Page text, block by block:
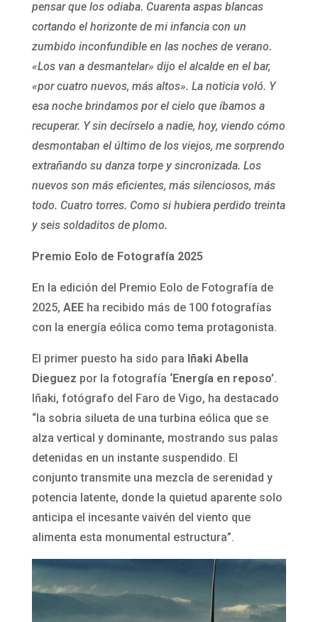
pensar que los odiaba. Cuarenta aspas blancas
cortando el horizonte de mi infancia con un
zumbido inconfundible en las noches de verano.
«Los van a desmantelar» dijo el alcalde en el bar,
«por cuatro nuevos, más altos». La noticia voló. Y
esa noche brindamos por el cielo que íbamos a
recuperar. Y sin decírselo a nadie, hoy, viendo cómo
desmontaban el último de los viejos, me sorprendo
extrañando su danza torpe y sincronizada. Los
nuevos son más eficientes, más silenciosos, más
todo. Cuatro torres. Como si hubiera perdido treinta
y seis soldaditos de plomo.
Premio Eolo de Fotografía 2025
En la edición del Premio Eolo de Fotografía de
2025, AEEha recibido más de 100 fotografías
con la energía eólica como tema protagonista.
El primer puesto ha sido para Iñaki Abella
Dieguez por la fotografía ‘Energía en reposo’.
Iñaki, fotógrafo del Faro de Vigo, ha destacado
“la sobria silueta de una turbina eólica que se
alza vertical y dominante, mostrando sus palas
detenidas en un instante suspendido. El
conjunto transmite una mezcla de serenidad y
potencia latente, donde la quietud aparente solo
anticipa el incesante vaivén del viento que
alimenta esta monumental estructura”.